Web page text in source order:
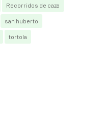
Recorridos de caza
san huberto
tortola